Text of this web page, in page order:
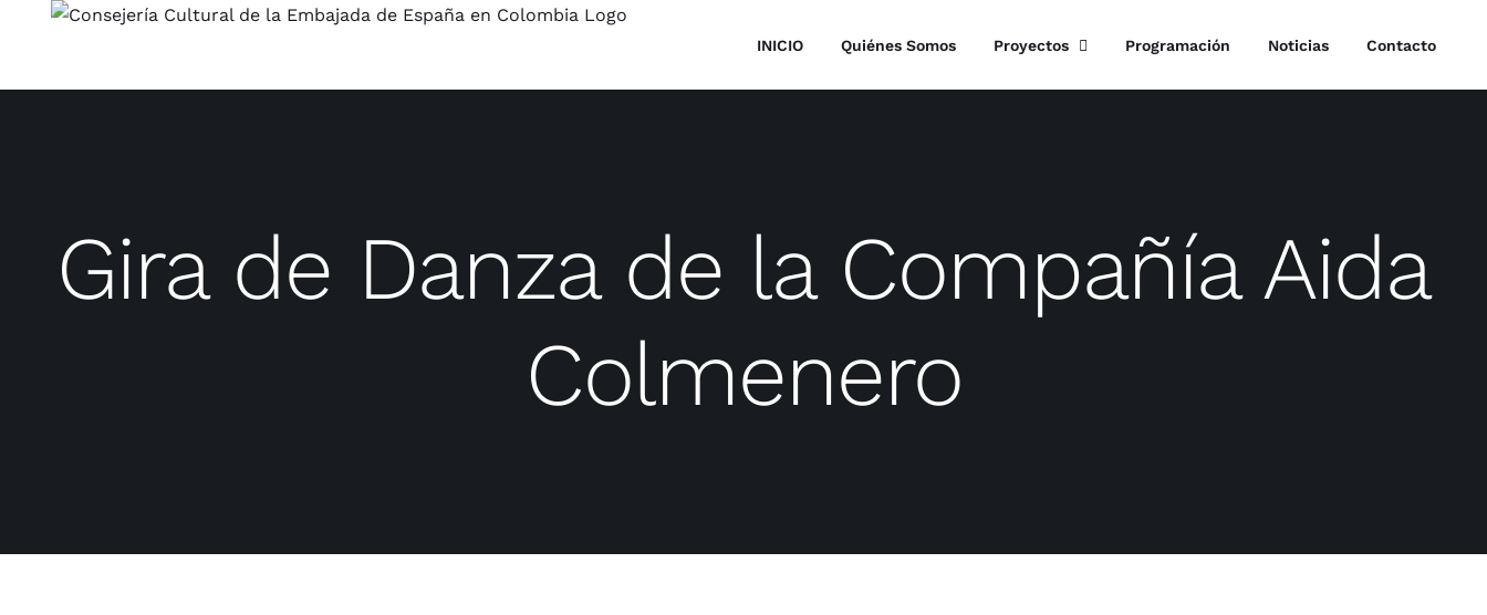
INICIO Quiénes Somos Proyectos Programación Noticias Contacto
Gira de Danza de la Compañía Aida
Colmenero